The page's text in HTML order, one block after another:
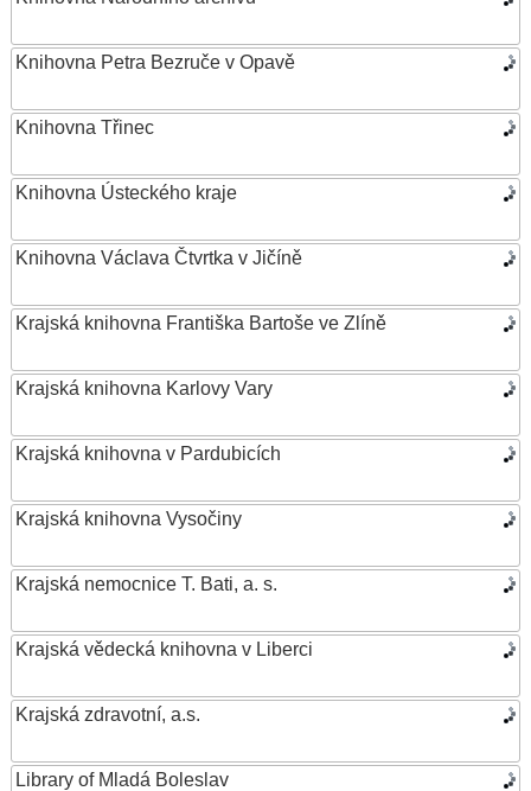
Knihovna Petra Bezruče v Opavě
Knihovna Třinec
Knihovna Ústeckého kraje
Knihovna Václava Čtvrtka v Jičíně
Krajská knihovna Františka Bartoše ve Zlíně
Krajská knihovna Karlovy Vary
Krajská knihovna v Pardubicích
Krajská knihovna Vysočiny
Krajská nemocnice T. Bati, a. s.
Krajská vědecká knihovna v Liberci
Krajská zdravotní, a.s.
Library of Mladá Boleslav